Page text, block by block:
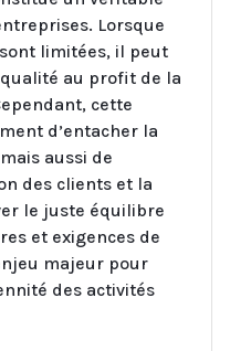
Lorsque
limitées, il peut
au profit de la
cette
d’entacher la
aussi de
des clients et la
le juste équilibre
et exigences de
majeur pour
des activités